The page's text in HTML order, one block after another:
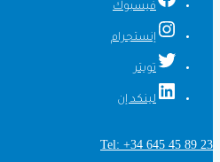
فيسبوك
إنستجرام
تويتر
لينكد إن
Tel: +34 645 45 89 23